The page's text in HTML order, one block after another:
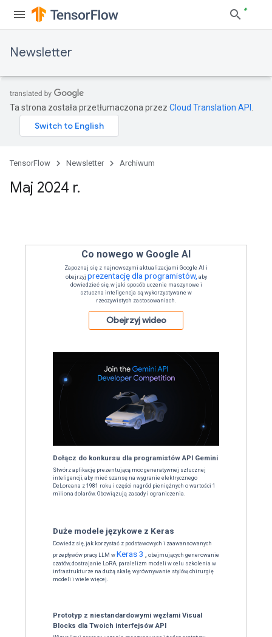
Newsletter
Ta strona została przetłumaczona przez Cloud Translation API
TensorFlow Newsletter Archiwum
Maj 2024 r.
Odkryj najnowsze modele i
podczas sesji i
Co nowego w
Zapoznaj się z najnowszymi
obejrzyj prezentację dla
dowiedzieć się, w jaki sposób
rzeczywistych
Obejrzyj